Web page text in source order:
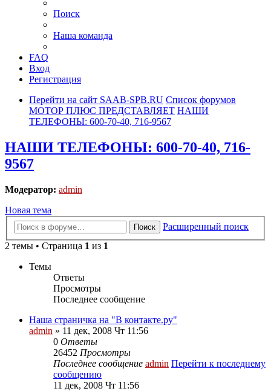
Поиск
Наша команда
FAQ
Вход
Регистрация
Перейти на сайт SAAB-SPB.RU Список форумов
МОТОР ПЛЮС ПРЕДСТАВЛЯЕТ НАШИ
ТЕЛЕФОНЫ: 600-70-40, 716-9567
НАШИ ТЕЛЕФОНЫ: 600-70-40, 716-
9567
Модератор: admin
Новая тема
Поиск
Расширенный поиск
2 темы • Страница 1 из 1
Темы
Ответы
Просмотры
Последнее сообщение
Наша страничка на "В контакте.ру"
admin » 11 дек, 2008 Чт 11:56
0 Ответы
26452 Просмотры
Последнее сообщение admin Перейти к последнему
сообщению
11 дек, 2008 Чт 11:56